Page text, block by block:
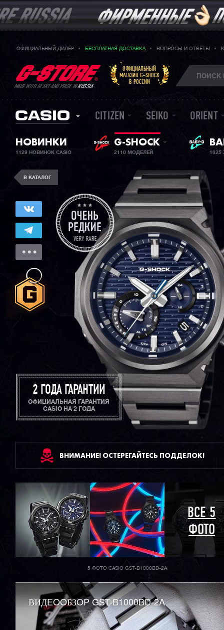
ОФИЦИАЛЬНЫЙ ДИЛЕР БЕСПЛАТНАЯ ДОСТАВКА ВОПРОСЫ И ОТВЕТЫ
MADE WITH HEART AND PRIDE INRUSSIA
ОФИЦИАЛЬНЫЙ
МАГАЗИН G-SHOCK
В РОССИИ
CITIZEN SEIKO ORIENT
НОВИНКИ
1129 НОВИНОК CASIO
G-SHOCK
2110 МОДЕЛЕЙ
В КАТАЛОГ
2 ГОДА ГАРАНТИИ
ОФИЦИАЛЬНАЯ ГАРАНТИЯ
CASIO НА 2 ГОДА
ВНИМАНИЕ! ОСТЕРЕГАЙТЕСЬ ПОДДЕЛОК!
ВСЕ 5
ФОТО
5 ФОТО CASIO GST-B1000BD-2A
ВИДEOOБЗOP GST-B1000BD-2A